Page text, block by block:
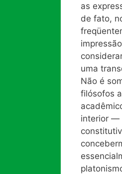
as
de fato,
uma
Não é
filósofos
interior —